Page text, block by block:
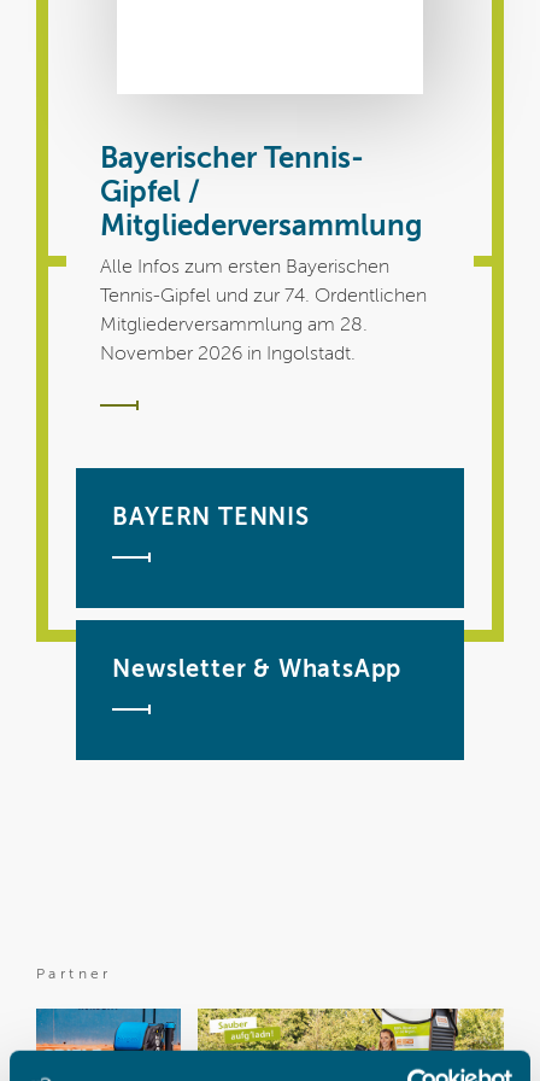
Bayerischer Tennis-
Gipfel /
Mitgliederversammlung
Alle Infos zum ersten Bayerischen
Tennis-Gipfel und zur 74. Ordentlichen
Mitgliederversammlung am 28.
November 2026 in Ingolstadt.
BAYERN TENNIS
Newsletter & WhatsApp
Partner